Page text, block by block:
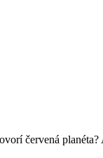
červená